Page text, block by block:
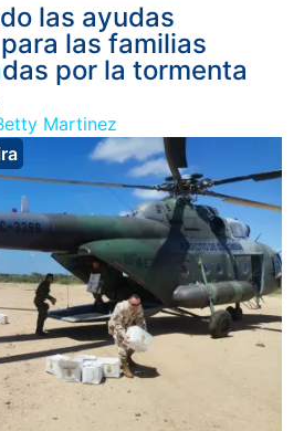
las ayudas
las familias
por la tormenta
Martinez